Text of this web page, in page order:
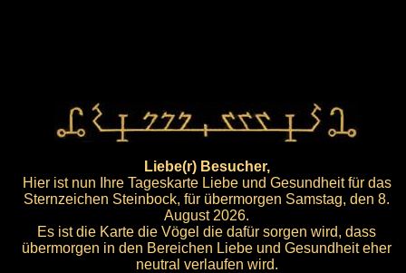
Liebe(r) Besucher,
Hier ist nun Ihre Tageskarte Liebe und Gesundheit für das
Sternzeichen Steinbock, für übermorgen Samstag, den 8.
August 2026.
Es ist die Karte die Vögel die dafür sorgen wird, dass
übermorgen in den Bereichen Liebe und Gesundheit eher
neutral verlaufen wird.